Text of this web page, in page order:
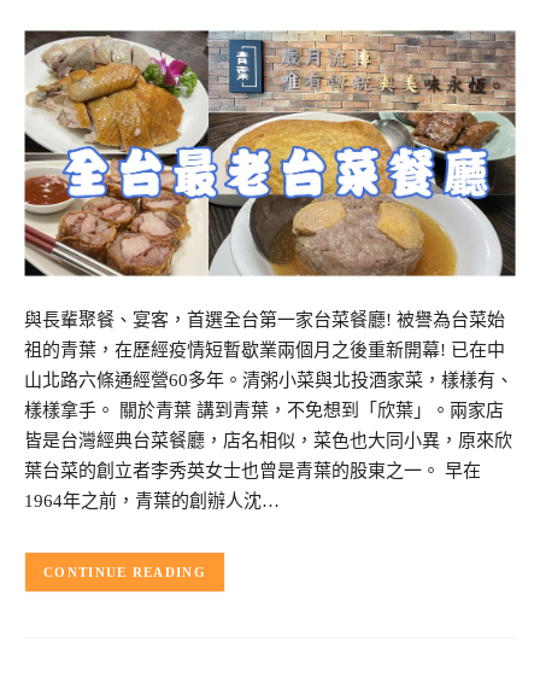
與長輩聚餐、宴客，首選全台第一家台菜餐廳! 被譽為台菜始
祖的青葉，在歷經疫情短暫歇業兩個月之後重新開幕! 已在中
山北路六條通經營60多年。清粥小菜與北投酒家菜，樣樣有、
樣樣拿手。 關於青葉 講到青葉，不免想到「欣葉」。兩家店
皆是台灣經典台菜餐廳，店名相似，菜色也大同小異，原來欣
葉台菜的創立者李秀英女士也曾是青葉的股東之一。 早在
1964年之前，青葉的創辦人沈…
CONTINUE READING